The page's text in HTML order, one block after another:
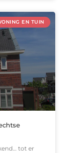
EN TUIN
tot er